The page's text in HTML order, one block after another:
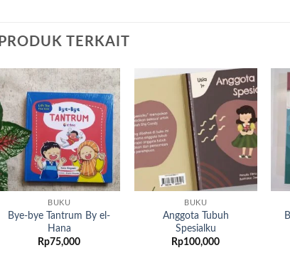
PRODUK TERKAIT
Add to
wishlist
BUKU
Bye-bye Tantrum By el-
Hana
Rp75,000
Add to
wishlist
BUKU
Anggota Tubuh
Spesialku
Rp100,000